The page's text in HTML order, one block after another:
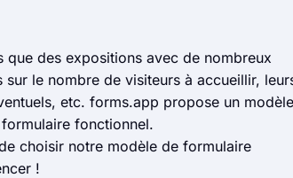
que des expositions avec de nombreux
le nombre de visiteurs à accueillir,
etc. forms.app propose un modèle
fonctionnel.
choisir notre modèle de formulaire
!